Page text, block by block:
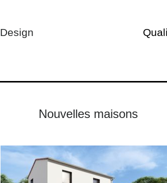
Design
Nouvelles maisons